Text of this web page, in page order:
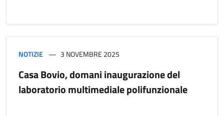
NOTIZIE 3 NOVEMBRE 2025
Casa Bovio, domani inaugurazione del
laboratorio multimediale polifunzionale